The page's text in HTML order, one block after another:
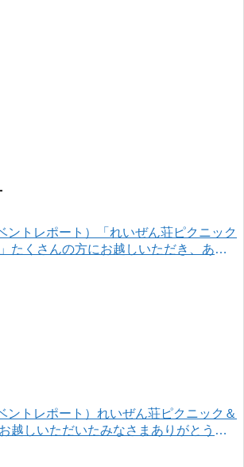
ントレポート）「れいぜん荘ピクニック
たくさんの方にお越しいただき、あり
ントレポート）れいぜん荘ピクニック＆
越しいただいたみなさまありがとうご